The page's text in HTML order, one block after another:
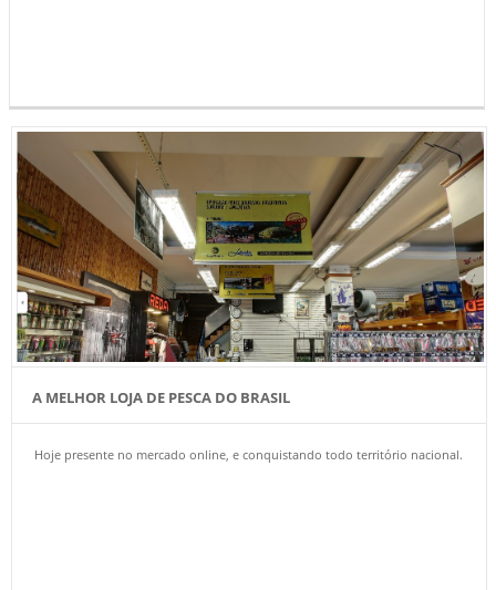
A MELHOR LOJA DE PESCA DO BRASIL
Hoje presente no mercado online, e conquistando todo território nacional.